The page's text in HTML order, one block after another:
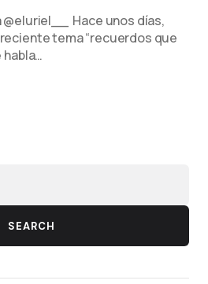
@eluriel__ Hace unos días,
tema “recuerdos que
SEARCH